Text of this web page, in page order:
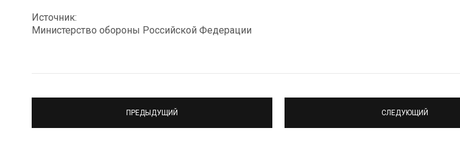
Источник:
Министерство обороны Российской Федерации
ПРЕДЫДУЩИЙ СЛЕДУЮЩИЙ